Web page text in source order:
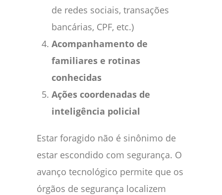
de redes sociais, transações
bancárias, CPF, etc.)
Acompanhamento de
familiares e rotinas
conhecidas
Ações coordenadas de
inteligência policial
Estar foragido não é sinônimo de
estar escondido com segurança. O
avanço tecnológico permite que os
órgãos de segurança localizem